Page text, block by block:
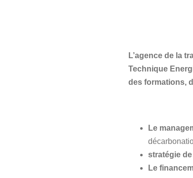
L’agence de la
Technique
des formations,
Le
stratégie
Le